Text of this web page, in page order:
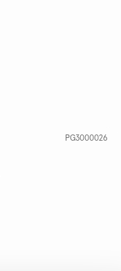
PG3000026